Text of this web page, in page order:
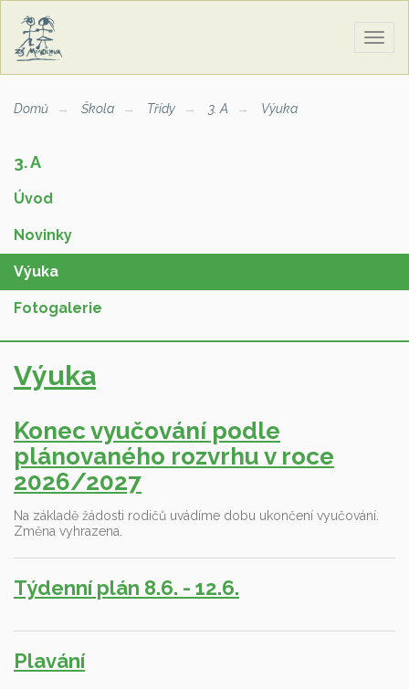
Domů Škola Třídy 3. A Výuka
3. A
Úvod
Novinky
Výuka
Fotogalerie
Výuka
Konec vyučování podle
plánovaného rozvrhu v roce
2026/2027
Na základě žádosti rodičů uvádíme dobu ukončení vyučování.
Změna vyhrazena.
Týdenní plán 8.6. - 12.6.
Plavání